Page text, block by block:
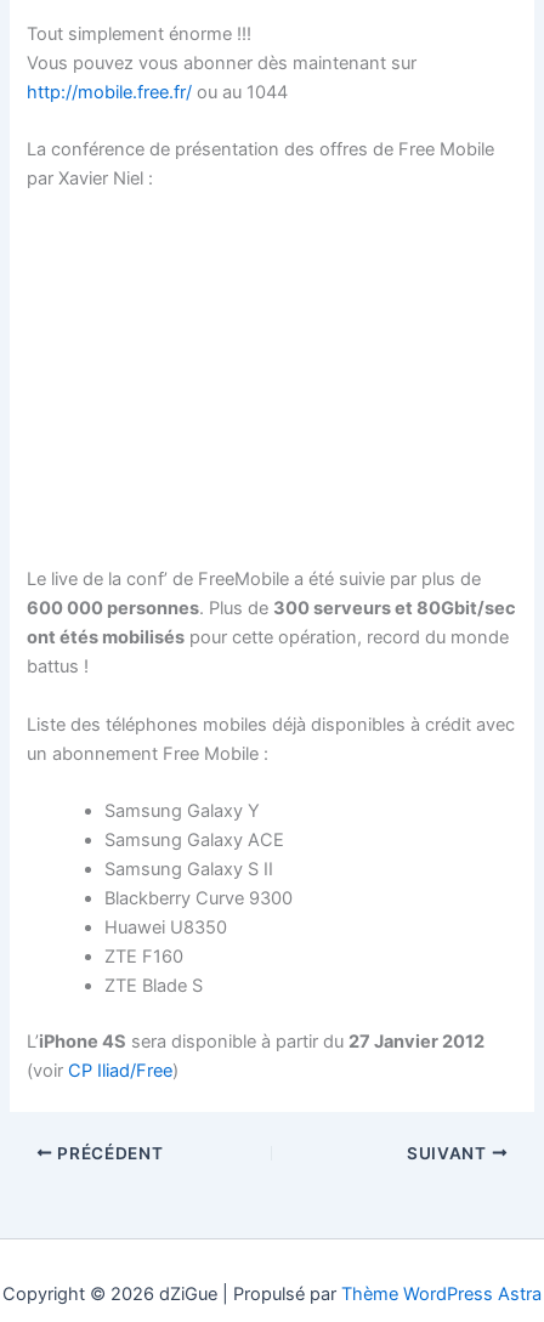
Tout simplement énorme !!!
Vous pouvez vous abonner dès maintenant sur
http://mobile.free.fr/ ou au 1044
La conférence de présentation des offres de Free Mobile
par Xavier Niel :
Le live de la conf’ de FreeMobile a été suivie par plus de
600 000 personnes. Plus de 300 serveurs et 80Gbit/sec
ont étés mobilisés pour cette opération, record du monde
battus !
Liste des téléphones mobiles déjà disponibles à crédit avec
un abonnement Free Mobile :
Samsung Galaxy Y
Samsung Galaxy ACE
Samsung Galaxy S II
Blackberry Curve 9300
Huawei U8350
ZTE F160
ZTE Blade S
L’iPhone 4S sera disponible à partir du 27 Janvier 2012
(voirCP Iliad/Free)
PRÉCÉDENT SUIVANT
Copyright © 2026 dZiGue | Propulsé par Thème WordPress Astra